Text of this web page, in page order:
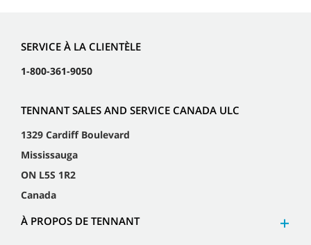
SERVICE À LA CLIENTÈLE
1-800-361-9050
TENNANT SALES AND SERVICE CANADA ULC
1329 Cardiff Boulevard
Mississauga
ON L5S 1R2
Canada
À PROPOS DE TENNANT